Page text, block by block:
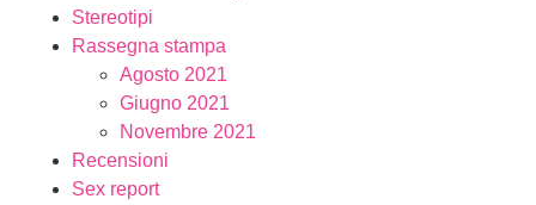
Stereotipi
Rassegna stampa
Agosto 2021
Giugno 2021
Novembre 2021
Recensioni
Sex report